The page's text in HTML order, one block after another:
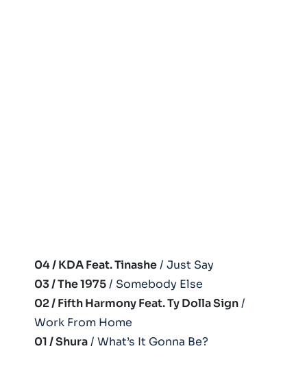
04 / KDA Feat. Tinashe/ Just Say
03 / The 1975/ Somebody Else
02 / Fifth Harmony Feat. Ty Dolla Sign/
Work From Home
01 / Shura/ What’s It Gonna Be?